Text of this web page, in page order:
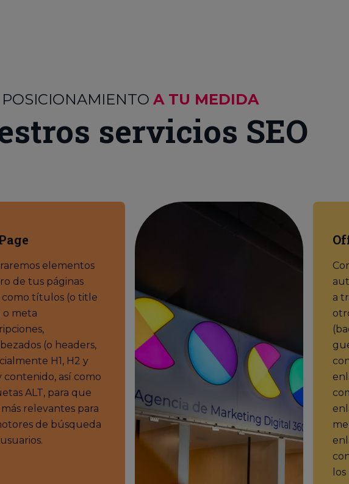
POSICIONAMIENTO A TU MEDIDA
servicios SEO
elementos
de tus páginas
como títulos (o title
o meta
(o headers,
H1, H2 y
contenido, así como
ALT, para que
relevantes para
de búsqueda
a